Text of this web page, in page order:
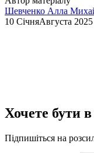
Шевченко Алла
10 СічняАвгуста 2025
Хочете бути в
Підпишіться на